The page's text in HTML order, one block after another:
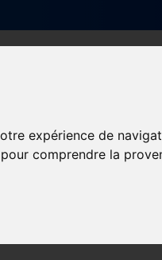
expérience de
comprendre la